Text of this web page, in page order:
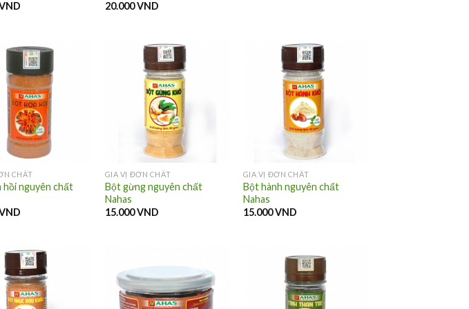
20.000VND
CHẤT
hồi nguyên chất
GIA VỊ ĐƠN CHẤT
Bột gừng nguyên chất
Nahas
15.000VND
GIA VỊ ĐƠN CHẤT
Bột hành nguyên chất
Nahas
15.000VND